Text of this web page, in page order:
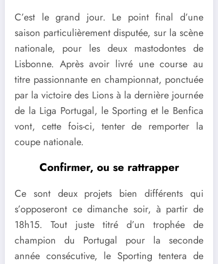
C’est le grand jour. Le point final d’une
saison particulièrement disputée, sur la scène
nationale, pour les deux mastodontes de
Lisbonne. Après avoir livré une course au
titre passionnante en championnat, ponctuée
par la victoire des Lions à la dernière journée
de la Liga Portugal, le Sporting et le Benfica
vont, cette fois-ci, tenter de remporter la
coupe nationale.
Confirmer, ou se rattrapper
Ce sont deux projets bien différents qui
s’opposeront ce dimanche soir, à partir de
18h15. Tout juste titré d’un trophée de
champion du Portugal pour la seconde
année consécutive, le Sporting tentera de